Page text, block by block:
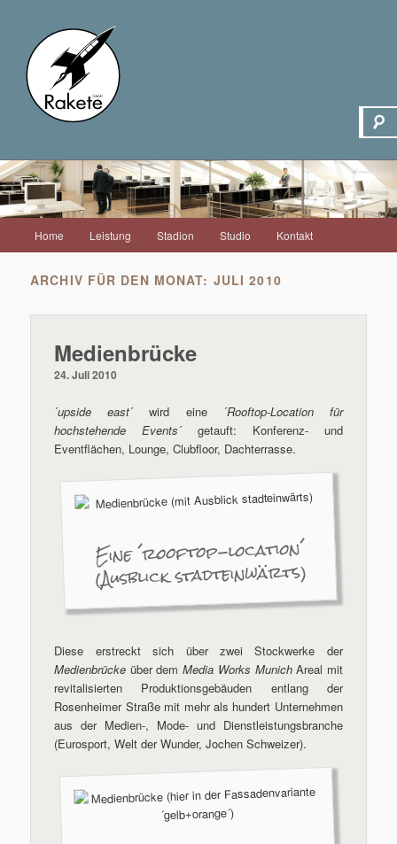
Zum
Inhalt
wechseln
Zum
sekundären
Inhalt
wechseln
Home Leistung Stadion Studio Kontakt
ARCHIV FÜR DEN MONAT: JULI 2010
Medienbrücke
24. Juli 2010
´upside east´ wird eine ´Rooftop-Location für
hochstehende Events´ getauft: Konferenz- und
Eventflächen, Lounge, Clubfloor, Dachterrasse.
Eine ´rooftop-location´
(Ausblick stadteinwärts)
Diese erstreckt sich über zwei Stockwerke der
Medienbrücke über demMedia Works MunichAreal mit
revitalisierten Produktionsgebäuden entlang der
Rosenheimer Straße mit mehr als hundert Unternehmen
aus der Medien-, Mode- und Dienstleistungsbranche
(Eurosport, Welt der Wunder, Jochen Schweizer).